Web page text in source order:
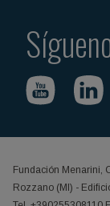
Fundación Menarini,
Rozzano (MI) -